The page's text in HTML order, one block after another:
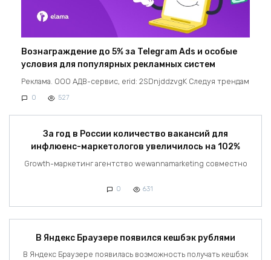
Вознаграждение до 5% за Telegram Ads и особые
условия для популярных рекламных систем
Реклама. ООО АДВ-сервис, erid: 2SDnjddzvgK Следуя трендам
0 527
За год в России количество вакансий для
инфлюенс-маркетологов увеличилось на 102%
Growth-маркетинг агентство wewannamarketing совместно
0 631
В Яндекс Браузере появился кешбэк рублями
В Яндекс Браузере появилась возможность получать кешбэк